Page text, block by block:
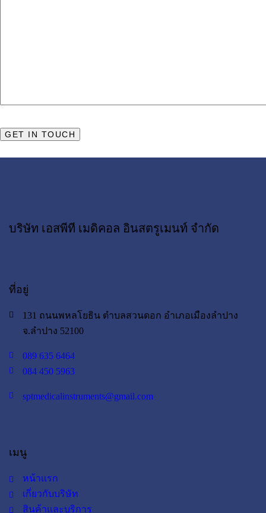
บริษัท เอสพีที เมดิคอล อินสตรูเมนท์ จำกัด
ที่อยู่
131 ถนนพหลโยธิน ตำบลสวนดอก อำเภอเมืองลำปาง
จ.ลำปาง 52100
089 635 6464
084 450 5963
sptmedicalinstruments@gmail.com
เมนู
หน้าแรก
เกี่ยวกับบริษัท
สินค้าและบริการ